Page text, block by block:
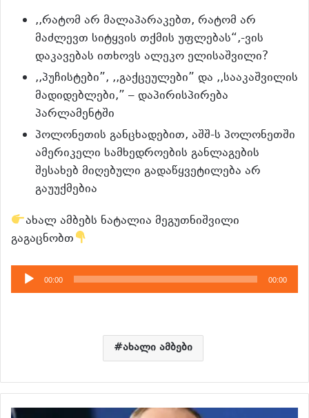
,,რატომ არ მალაპარაკებთ, რატომ არ
მაძლევთ სიტყვის თქმის უფლებას“,-ვის
დაკავებას ითხოვს ალეკო ელისაშვილი?
,,პუჩისტები”, ,,გაქცეულები” და ,,სააკაშვილის
მადიდებლები,” – დაპირისპირება
პარლამენტში
პოლონეთის განცხადებით, აშშ-ს პოლონეთში
ამერიკელი სამხედროების განლაგების
შესახებ მიღებული გადაწყვეტილება არ
გაუუქმებია
ახალ ამბებს ნატალია მეგუთნიშვილი
გაგაცნობთ
აუდიო
დამკვრელი
00:00 00:00
ახალი ამბები